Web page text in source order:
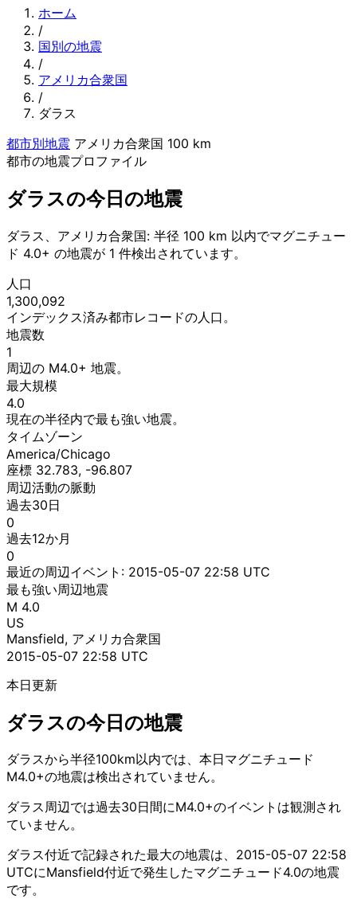
ホーム
/
国別の地震
/
アメリカ合衆国
/
ダラス
都市別地震 アメリカ合衆国 100 km
都市の地震プロファイル
ダラスの今日の地震
ダラス、アメリカ合衆国: 半径 100 km 以内でマグニチュー
ド 4.0+ の地震が 1 件検出されています。
人口
1,300,092
インデックス済み都市レコードの人口。
地震数
1
周辺の M4.0+ 地震。
最大規模
4.0
現在の半径内で最も強い地震。
タイムゾーン
America/Chicago
座標 32.783, -96.807
周辺活動の脈動
過去30日
0
過去12か月
0
最近の周辺イベント: 2015-05-07 22:58 UTC
最も強い周辺地震
M 4.0
US
Mansfield, アメリカ合衆国
2015-05-07 22:58 UTC
本日更新
ダラスの今日の地震
ダラスから半径100km以内では、本日マグニチュード
M4.0+の地震は検出されていません。
ダラス周辺では過去30日間にM4.0+のイベントは観測され
ていません。
ダラス付近で記録された最大の地震は、2015-05-07 22:58
UTCにMansfield付近で発生したマグニチュード4.0の地震
です。